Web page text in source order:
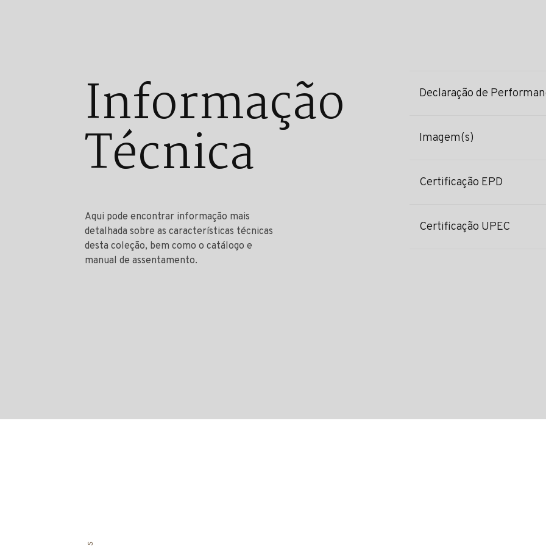
Informação
Técnica
Aqui pode encontrar informação mais
detalhada sobre as características técnicas
desta coleção, bem como o catálogo e
manual de assentamento.
Declaração de
Imagem(s)
Certificação EPD
Certificação UPEC